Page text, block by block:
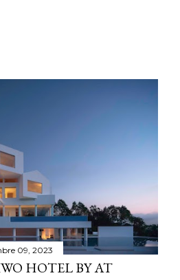
09, 2023
HOTEL BY AT